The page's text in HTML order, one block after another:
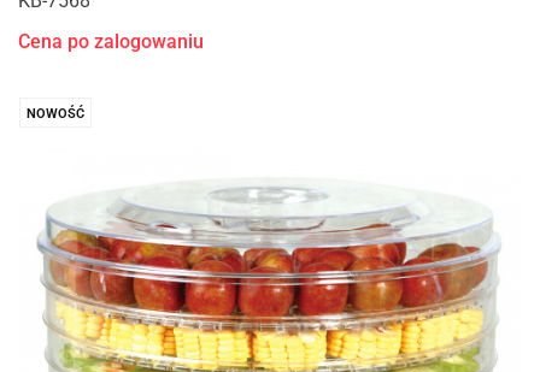
Cena po zalogowaniu
NOWOŚĆ